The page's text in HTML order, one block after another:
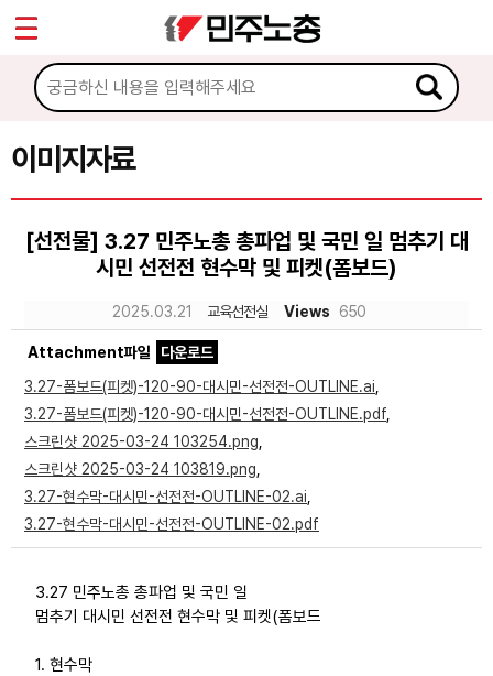
이미지자료
[선전물] 3.27 민주노총 총파업 및 국민 일 멈추기 대
시민 선전전 현수막 및 피켓(폼보드)
2025.03.21 교육선전실 Views 650
Attachment파일
다운로드
3.27-폼보드(피켓)-120-90-대시민-선전전-OUTLINE.ai
3.27-폼보드(피켓)-120-90-대시민-선전전-OUTLINE.pdf
스크린샷 2025-03-24 103254.png
스크린샷 2025-03-24 103819.png
3.27-현수막-대시민-선전전-OUTLINE-02.ai
3.27-현수막-대시민-선전전-OUTLINE-02.pdf
3.27 민주노총 총파업 및 국민 일
멈추기 대시민 선전전 현수막 및 피켓(폼보드
1. 현수막
마이페이지
소개
소식
문서자료
이미지자료
미디어자료
카드뉴스
부설기관
업무
Sketchbook5, 스케치북5
Sketchbook5, 스케치북5